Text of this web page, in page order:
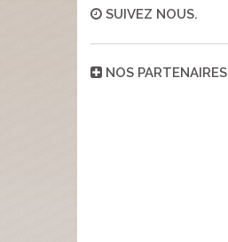
SUIVEZ NOUS.
NOS PARTENAIRES